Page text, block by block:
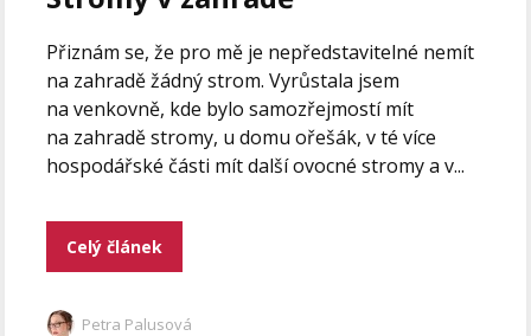
Přiznám se, že pro mě je nepředstavitelné nemít
na zahradě žádný strom. Vyrůstala jsem
na venkovně, kde bylo samozřejmostí mít
na zahradě stromy, u domu ořešák, v té více
hospodářské části mít další ovocné stromy a v...
Celý článek
Petra Palusová